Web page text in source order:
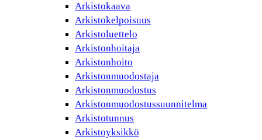
Arkistokaava
Arkistokelpoisuus
Arkistoluettelo
Arkistonhoitaja
Arkistonhoito
Arkistonmuodostaja
Arkistonmuodostus
Arkistonmuodostussuunnitelma
Arkistotunnus
Arkistoyksikkö